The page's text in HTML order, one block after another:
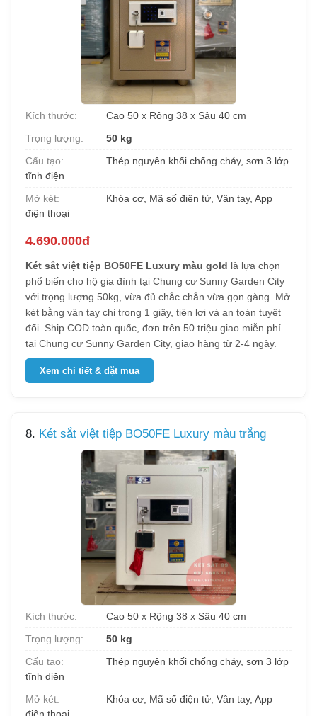
Kích thước:
Cao 50 x Rộng 38 x Sâu 40 cm
Trọng lượng:
50 kg
Cấu tạo:
Thép nguyên khối chống cháy, sơn 3 lớp
tĩnh điện
Mở két:
Khóa cơ, Mã số điện tử, Vân tay, App
điện thoại
4.690.000đ
Két sắt việt tiệp BO50FE Luxury màu gold là lựa chọn
phổ biến cho hộ gia đình tại Chung cư Sunny Garden City
với trọng lượng 50kg, vừa đủ chắc chắn vừa gọn gàng. Mở
két bằng vân tay chỉ trong 1 giây, tiện lợi và an toàn tuyệt
đối. Ship COD toàn quốc, đơn trên 50 triệu giao miễn phí
tại Chung cư Sunny Garden City, giao hàng từ 2-4 ngày.
Xem chi tiết & đặt mua
8. Két sắt việt tiệp BO50FE Luxury màu trắng
Kích thước:
Cao 50 x Rộng 38 x Sâu 40 cm
Trọng lượng:
50 kg
Cấu tạo:
Thép nguyên khối chống cháy, sơn 3 lớp
tĩnh điện
Mở két:
Khóa cơ, Mã số điện tử, Vân tay, App